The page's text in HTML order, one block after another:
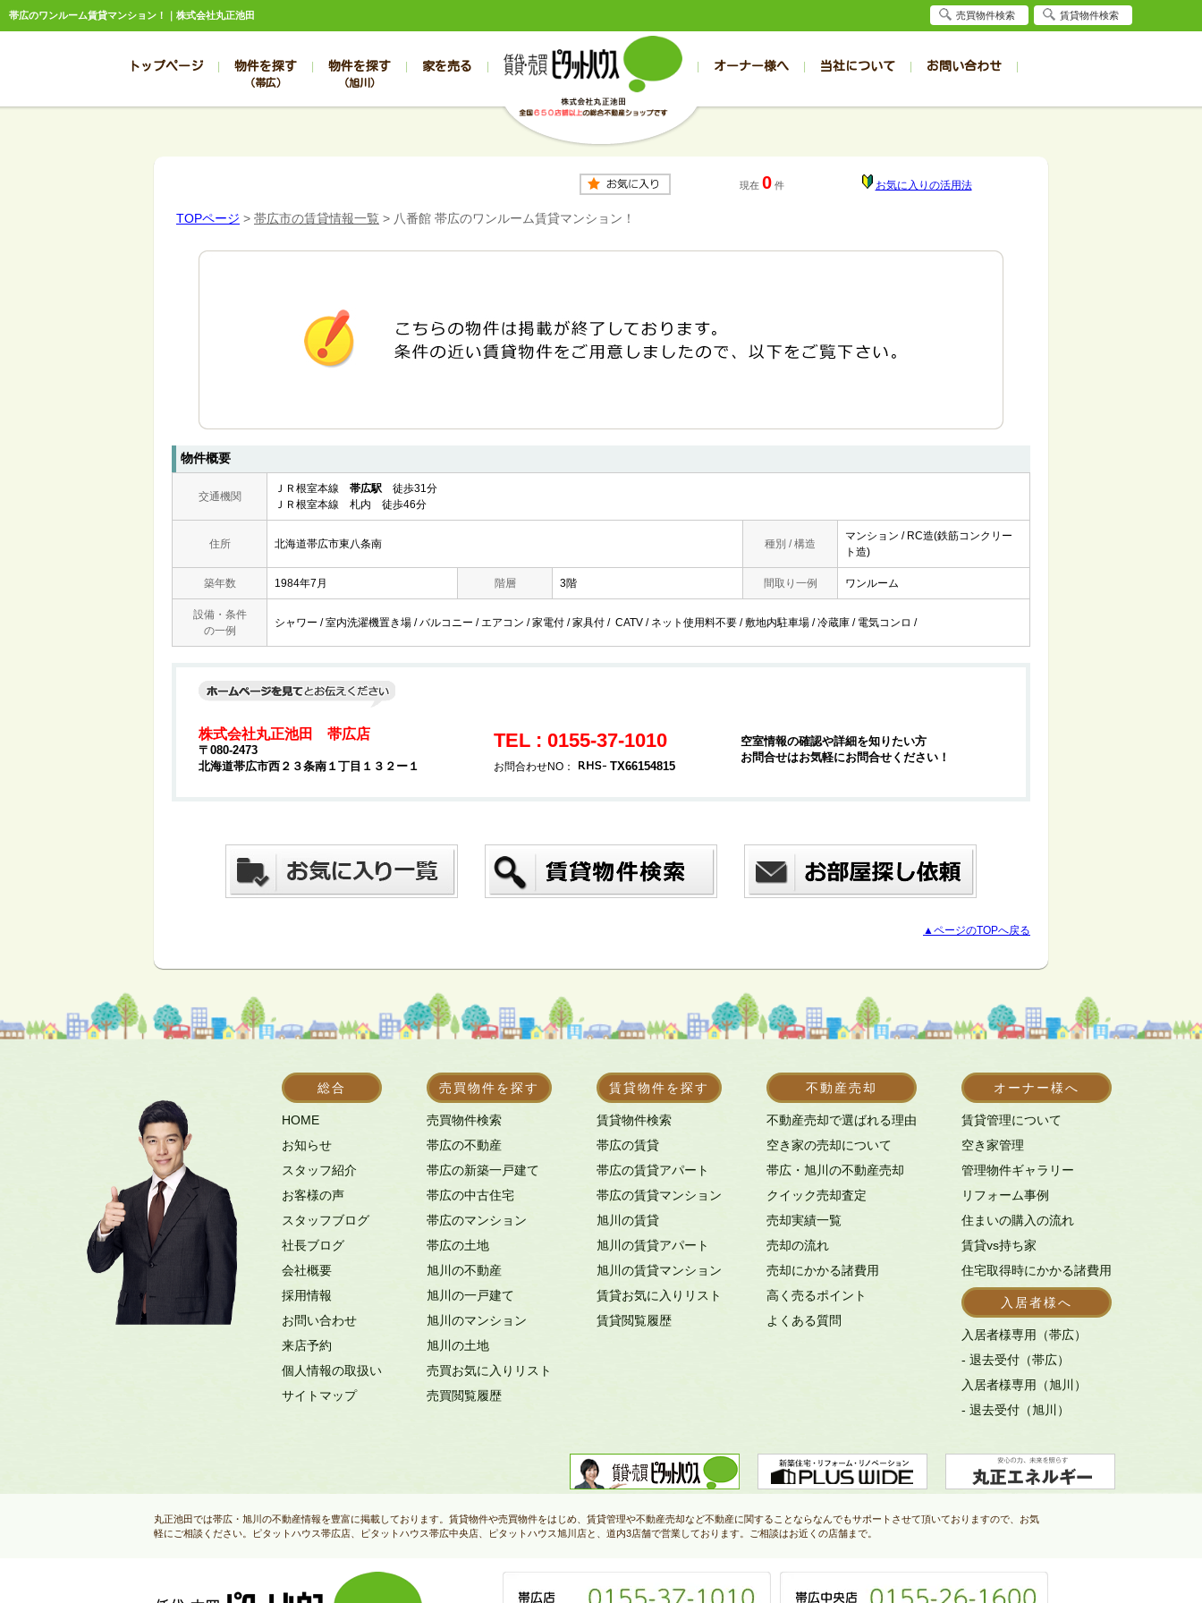
帯広のワンルーム賃貸マンション！｜株式会社丸正池田
トップページ 物件を探す
（帯広）
帯広の売買物件一覧
帯広の中古一戸建て
帯広の1000万円以下
帯広の1000万～2000万円
帯広の2000万～3000万円
帯広の賃貸物件一覧
帯広の賃貸アパート
帯広の1R～1K
帯広の1DK～1LDK
物件を探す
（旭川）
旭川の売買物件一覧
旭川の中古一戸建て
旭川の1000万円以下
旭川の1000万～2000万円
旭川の2000万～3000万円
旭川の賃貸物件一覧
旭川の賃貸アパート
旭川の1R～1K
旭川の1DK～1LDK
家を売る オーナー様へ 当社について
スタッフブログ お客様の声
お問い合わせ
売却のお問合せ 入居者様専用（帯広店）
現在 0 件 お気に入りの活用法
TOPページ > 帯広市の賃貸情報一覧 > 八番館 帯広のワンルーム賃貸マンション！
物件概要
交通機関
ＪＲ根室本線 帯広駅 徒歩31分
ＪＲ根室本線 札内 徒歩46分
住所 北海道帯広市東八条南 種別 / 構造
マンション / RC造(鉄筋コンクリー
ト造)
築年数 1984年7月 階層 3階 間取り一例 ワンルーム
設備・条件
の一例
シャワー / 室内洗濯機置き場 / バルコニー / エアコン / 家電付 / 家具付 / CATV / ネット使用料不要 / 敷地内駐車場 / 冷蔵庫 / 電気コンロ /
株式会社丸正池田 帯広店
〒080-2473
北海道帯広市西２３条南１丁目１３２ー１
TEL : 0155-37-1010
お問合わせNO： TX66154815
空室情報の確認や詳細を知りたい方
お問合せはお気軽にお問合せください！
▲ページのTOPへ戻る
総合
HOME
お知らせ
スタッフ紹介
お客様の声
スタッフブログ
社長ブログ
会社概要
採用情報
お問い合わせ
来店予約
個人情報の取扱い
サイトマップ
売買物件を探す
売買物件検索
帯広の不動産
帯広の新築一戸建て
帯広の中古住宅
帯広のマンション
帯広の土地
旭川の不動産
旭川の一戸建て
旭川のマンション
旭川の土地
売買お気に入りリスト
売買閲覧履歴
賃貸物件を探す
賃貸物件検索
帯広の賃貸
帯広の賃貸アパート
帯広の賃貸マンション
旭川の賃貸
旭川の賃貸アパート
旭川の賃貸マンション
賃貸お気に入りリスト
賃貸閲覧履歴
不動産売却
不動産売却で選ばれる理由
空き家の売却について
帯広・旭川の不動産売却
クイック売却査定
売却実績一覧
売却の流れ
売却にかかる諸費用
高く売るポイント
よくある質問
オーナー様へ
賃貸管理について
空き家管理
管理物件ギャラリー
リフォーム事例
住まいの購入の流れ
賃貸vs持ち家
住宅取得時にかかる諸費用
入居者様へ
入居者様専用（帯広）
- 退去受付（帯広）
入居者様専用（旭川）
- 退去受付（旭川）
丸正池田では帯広・旭川の不動産情報を豊富に掲載しております。賃貸物件や売買物件をはじめ、賃貸管理や不動産売却など不動産に関することならなんでもサポートさせて頂いておりますので、お気
軽にご相談ください。ピタットハウス帯広店、ピタットハウス帯広中央店、ピタットハウス旭川店と、道内3店舗で営業しております。ご相談はお近くの店舗まで。
売買物件検索 賃貸物件検索